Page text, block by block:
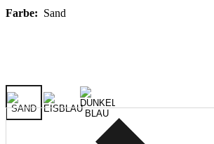
Farbe: Sand